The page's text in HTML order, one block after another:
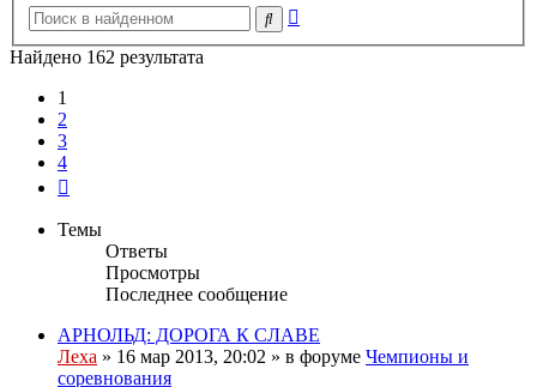
Поиск
Найдено 162 результата
1
2
3
4
Темы
Ответы
Просмотры
Последнее сообщение
АРНОЛЬД: ДОРОГА К СЛАВЕ
Леха » 16 мар 2013, 20:02 » в форуме Чемпионы и
соревнования